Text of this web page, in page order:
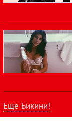
Еще Бикини!